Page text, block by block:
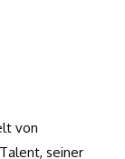
von
seiner